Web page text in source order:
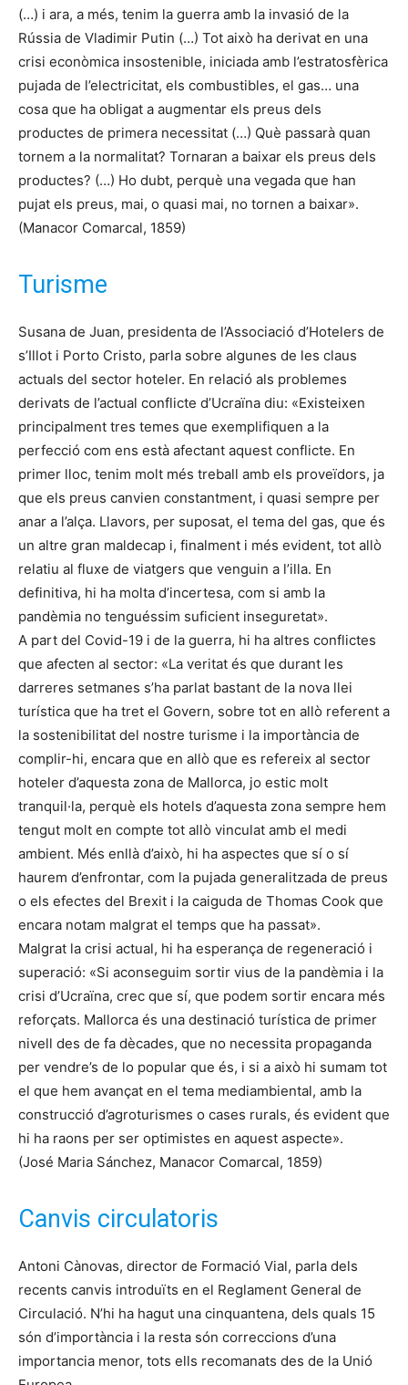
(…) i ara, a més, tenim la guerra amb la invasió de la
Rússia de Vladimir Putin (…) Tot això ha derivat en una
crisi econòmica insostenible, iniciada amb l’estratosfèrica
pujada de l’electricitat, els combustibles, el gas… una
cosa que ha obligat a augmentar els preus dels
productes de primera necessitat (…) Què passarà quan
tornem a la normalitat? Tornaran a baixar els preus dels
productes? (…) Ho dubt, perquè una vegada que han
pujat els preus, mai, o quasi mai, no tornen a baixar».
(Manacor Comarcal, 1859)
Turisme
Susana de Juan, presidenta de l’Associació d’Hotelers de
s’Illot i Porto Cristo, parla sobre algunes de les claus
actuals del sector hoteler. En relació als problemes
derivats de l’actual conflicte d’Ucraïna diu: «Existeixen
principalment tres temes que exemplifiquen a la
perfecció com ens està afectant aquest conflicte. En
primer lloc, tenim molt més treball amb els proveïdors, ja
que els preus canvien constantment, i quasi sempre per
anar a l’alça. Llavors, per suposat, el tema del gas, que és
un altre gran maldecap i, finalment i més evident, tot allò
relatiu al fluxe de viatgers que venguin a l’illa. En
definitiva, hi ha molta d’incertesa, com si amb la
pandèmia no tenguéssim suficient inseguretat».
A part del Covid-19 i de la guerra, hi ha altres conflictes
que afecten al sector: «La veritat és que durant les
darreres setmanes s’ha parlat bastant de la nova llei
turística que ha tret el Govern, sobre tot en allò referent a
la sostenibilitat del nostre turisme i la importància de
complir-hi, encara que en allò que es refereix al sector
hoteler d’aquesta zona de Mallorca, jo estic molt
tranquil·la, perquè els hotels d’aquesta zona sempre hem
tengut molt en compte tot allò vinculat amb el medi
ambient. Més enllà d’això, hi ha aspectes que sí o sí
haurem d’enfrontar, com la pujada generalitzada de preus
o els efectes del Brexit i la caiguda de Thomas Cook que
encara notam malgrat el temps que ha passat».
Malgrat la crisi actual, hi ha esperança de regeneració i
superació: «Si aconseguim sortir vius de la pandèmia i la
crisi d’Ucraïna, crec que sí, que podem sortir encara més
reforçats. Mallorca és una destinació turística de primer
nivell des de fa dècades, que no necessita propaganda
per vendre’s de lo popular que és, i si a això hi sumam tot
el que hem avançat en el tema mediambiental, amb la
construcció d’agroturismes o cases rurals, és evident que
hi ha raons per ser optimistes en aquest aspecte».
(José Maria Sánchez, Manacor Comarcal, 1859)
Canvis circulatoris
Antoni Cànovas, director de Formació Vial, parla dels
recents canvis introduïts en el Reglament General de
Circulació. N’hi ha hagut una cinquantena, dels quals 15
són d’importància i la resta són correccions d’una
importancia menor, tots ells recomanats des de la Unió